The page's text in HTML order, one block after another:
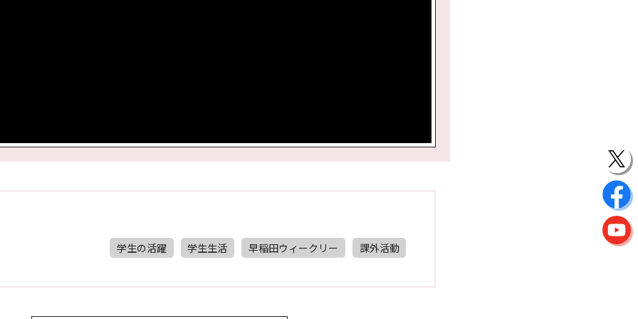
学生の活躍
学生生活 早稲田ウィークリー 課外活動